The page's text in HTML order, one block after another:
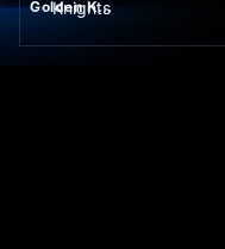
Golden Knights